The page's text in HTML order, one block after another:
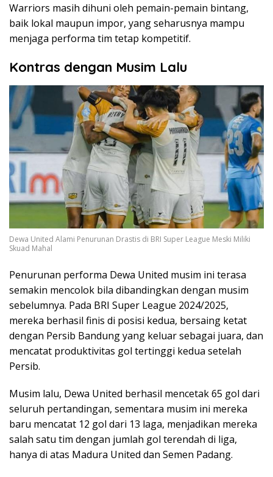
Warriors masih dihuni oleh pemain-pemain bintang,
baik lokal maupun impor, yang seharusnya mampu
menjaga performa tim tetap kompetitif.
Kontras dengan Musim Lalu
Dewa United Alami Penurunan Drastis di BRI Super League Meski Miliki
Skuad Mahal
Penurunan performa Dewa United musim ini terasa
semakin mencolok bila dibandingkan dengan musim
sebelumnya. Pada BRI Super League 2024/2025,
mereka berhasil finis di posisi kedua, bersaing ketat
dengan Persib Bandung yang keluar sebagai juara, dan
mencatat produktivitas gol tertinggi kedua setelah
Persib.
Musim lalu, Dewa United berhasil mencetak 65 gol dari
seluruh pertandingan, sementara musim ini mereka
baru mencatat 12 gol dari 13 laga, menjadikan mereka
salah satu tim dengan jumlah gol terendah di liga,
hanya di atas Madura United dan Semen Padang.